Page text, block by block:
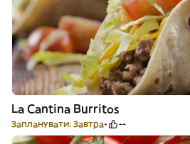
La Cantina Burritos
Запланувати: Завтра --